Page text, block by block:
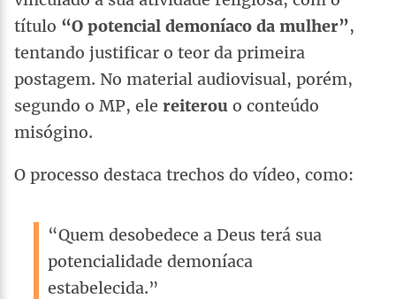
título “O potencial demoníaco da mulher”,
tentando justificar o teor da primeira
postagem. No material audiovisual, porém,
segundo o MP, ele reiterou o conteúdo
misógino.
O processo destaca trechos do vídeo, como:
“Quem desobedece a Deus terá sua
potencialidade demoníaca
estabelecida.”